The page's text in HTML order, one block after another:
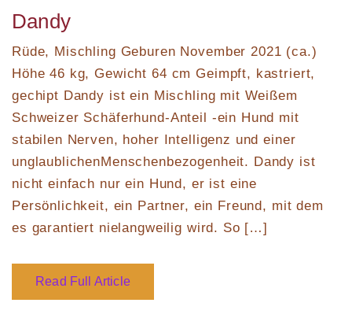
Dandy
Rüde, Mischling Geburen November 2021 (ca.)
Höhe 46 kg, Gewicht 64 cm Geimpft, kastriert,
gechipt Dandy ist ein Mischling mit Weißem
Schweizer Schäferhund-Anteil -ein Hund mit
stabilen Nerven, hoher Intelligenz und einer
unglaublichenMenschenbezogenheit. Dandy ist
nicht einfach nur ein Hund, er ist eine
Persönlichkeit, ein Partner, ein Freund, mit dem
es garantiert nielangweilig wird. So […]
Read Full Article